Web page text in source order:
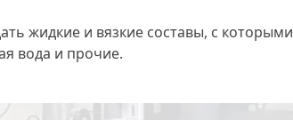
жидкие и вязкие составы, с которыми
вода и прочие.